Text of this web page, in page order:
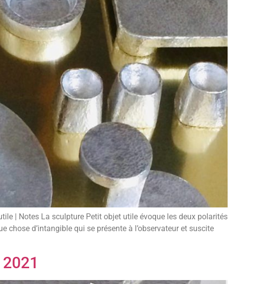
| Notes La sculpture Petit objet utile évoque les deux polarités
chose d’intangible qui se présente à l’observateur et suscite